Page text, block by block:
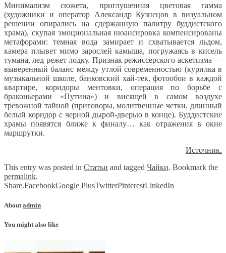
Минимализм сюжета, приглушенная цветовая гамма
(художники и оператор Александр Кузнецов в визуальном
решении опирались на сдержанную палитру буддистского
храма), скупая эмоциональная нюансировка компенсированы
метафорами: темная вода замирает и схватывается льдом,
камера плывет мимо зарослей камыша, погружаясь в кисель
тумана, лед режет лодку. Признак режиссерского аскетизма —
выверенный баланс между утлой современностью (курилка в
музыкальной школе, банковский хай-тек, фотообои в каждой
квартире, коридоры ментовки, операция по борьбе с
браконьерами «Путина») и висящей в самом воздухе
тревожной тайной (приговоры, молитвенные четки, длинный
белый коридор с черной дырой-дверью в конце). Буддистские
храмы появятся ближе к финалу… как отражения в окне
маршрутки.
Источник.
This entry was posted in Статьи and tagged Чайки. Bookmark the
permalink.
Share.FacebookGoogle PlusTwitterPinterestLinkedIn
About admin
You might also like